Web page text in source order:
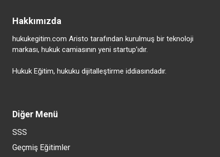
Hakkımızda
hukukegitim.com Aristo tarafından kurulmuş bir teknoloji
markası, hukuk camiasının yeni startup’ıdır.
Hukuk Eğitim, hukuku dijitalleştirme iddiasındadır.
Diğer Menü
SSS
Geçmiş Eğitimler